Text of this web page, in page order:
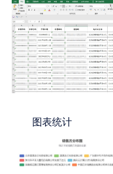
图表统计